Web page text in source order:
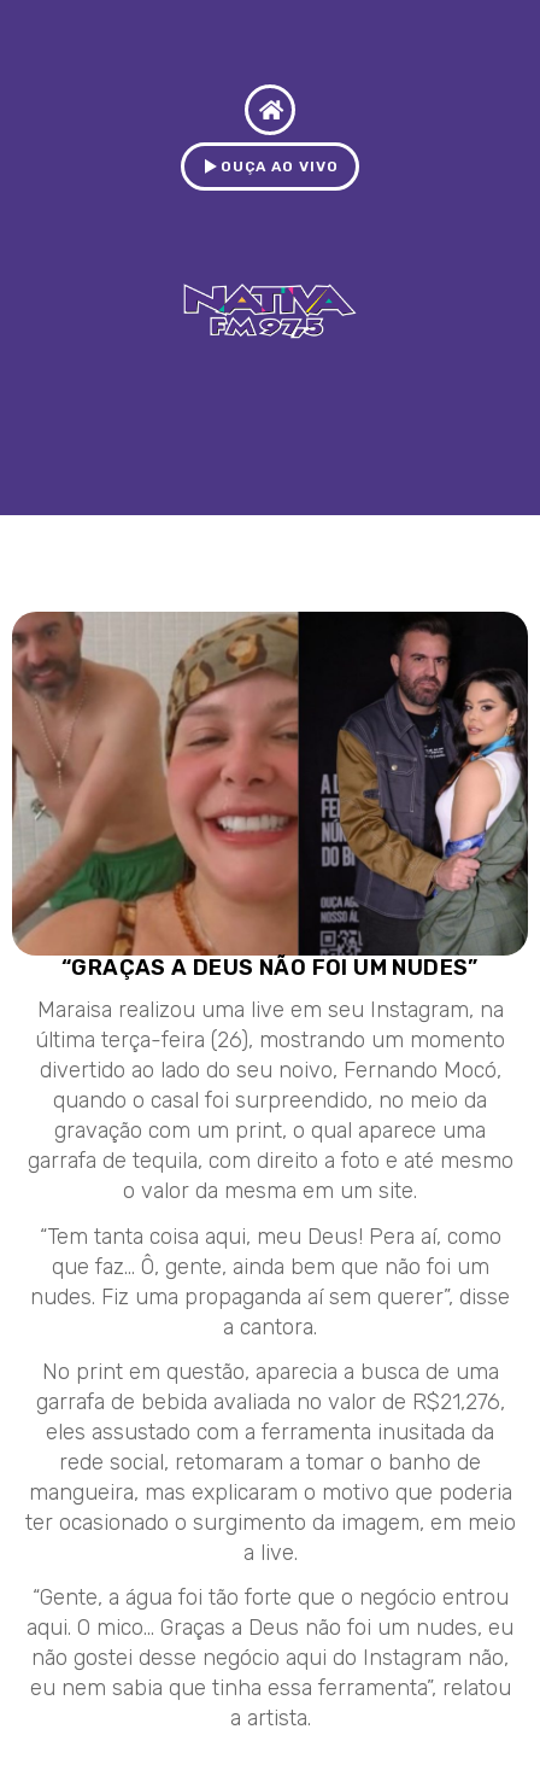
OUÇA AO VIVO
“GRAÇAS A DEUS NÃO FOI UM NUDES”
Maraisa realizou uma live em seu Instagram, na
última terça-feira (26), mostrando um momento
divertido ao lado do seu noivo, Fernando Mocó,
quando o casal foi surpreendido, no meio da
gravação com um print, o qual aparece uma
garrafa de tequila, com direito a foto e até mesmo
o valor da mesma em um site.
“Tem tanta coisa aqui, meu Deus! Pera aí, como
que faz… Ô, gente, ainda bem que não foi um
nudes. Fiz uma propaganda aí sem querer”, disse
a cantora.
No print em questão, aparecia a busca de uma
garrafa de bebida avaliada no valor de R$21,276,
eles assustado com a ferramenta inusitada da
rede social, retomaram a tomar o banho de
mangueira, mas explicaram o motivo que poderia
ter ocasionado o surgimento da imagem, em meio
a live.
“Gente, a água foi tão forte que o negócio entrou
aqui. O mico… Graças a Deus não foi um nudes, eu
não gostei desse negócio aqui do Instagram não,
eu nem sabia que tinha essa ferramenta”, relatou
a artista.